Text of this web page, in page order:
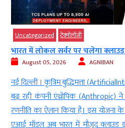
Uncategorized टेक्‍नोलॉजी
भारत में लोकल सर्वर पर चलेगा
August 05, 2026 AGNIBAN
नई दिल्ली । कृत्रिम बुद्धिमत्ता
बढ़ रही कंपनी एंथ्रोपिक (Anthropic)
रणनीति का ऐलान किया है। इस
एआई मॉडल अब भारत में मौजूद क्लाउड